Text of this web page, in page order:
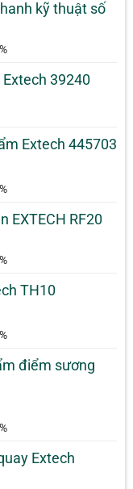
kỹ thuật số
39240
Extech 445703
EXTECH RF20
TH10
điểm sương
Extech